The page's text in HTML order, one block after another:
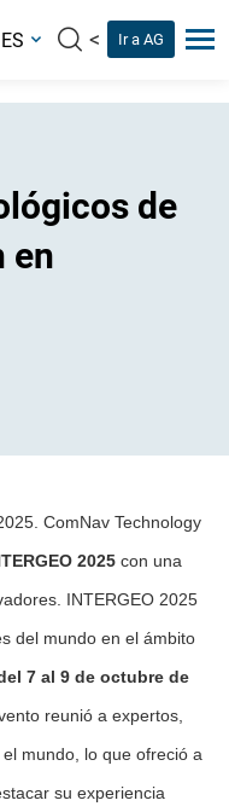
ES < Ir a AG
de
en
ComNav Technology
2025con una
INTERGEO 2025
del mundo en el ámbito
7 al 9 de octubre de
reunió a expertos,
mundo, lo que ofreció a
su experiencia